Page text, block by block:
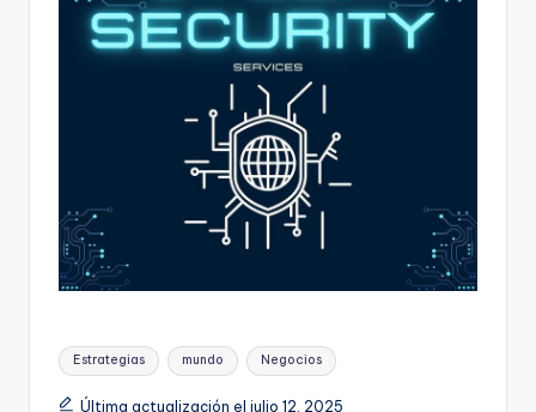
Etiquetas:
Estrategias mundo Negocios
Última actualización el julio 12, 2025